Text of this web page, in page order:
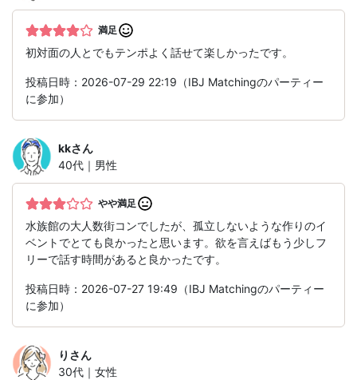
満足
初対面の人とでもテンポよく話せて楽しかったです。
投稿日時：2026-07-29 22:19（IBJ Matchingのパーティー
に参加）
kkさん
40代｜男性
やや満足
水族館の大人数街コンでしたが、孤立しないような作りのイ
ベントでとても良かったと思います。欲を言えばもう少しフ
リーで話す時間があると良かったです。
投稿日時：2026-07-27 19:49（IBJ Matchingのパーティー
に参加）
り さん
30代｜女性